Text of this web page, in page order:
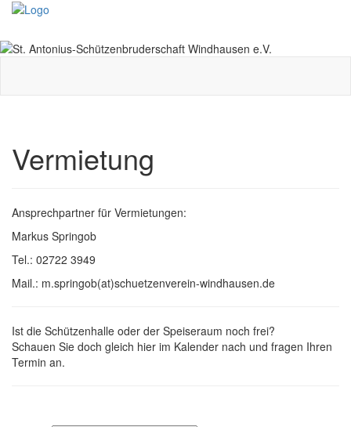
Vermietung
Ansprechpartner für Vermietungen:
Markus Springob
Tel.: 02722 3949
Mail.: m.springob(at)schuetzenverein-windhausen.de
Ist die Schützenhalle oder der Speiseraum noch frei?
Schauen Sie doch gleich hier im Kalender nach und fragen Ihren
Termin an.